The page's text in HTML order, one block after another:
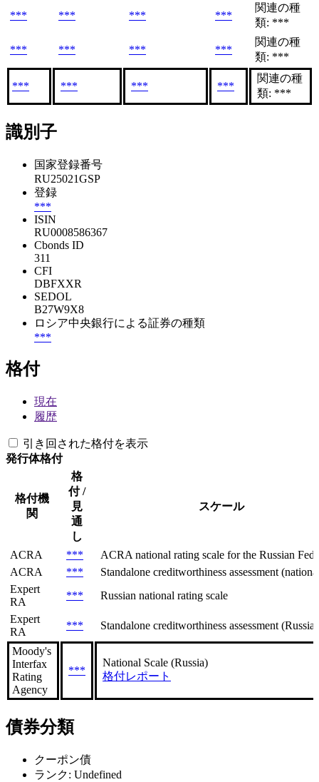
*** *** *** ***
関連の種
類: ***
*** *** *** ***
関連の種
類: ***
*** *** *** ***
関連の種
類: ***
識別子
国家登録番号
RU25021GSP
登録
***
ISIN
RU0008586367
Cbonds ID
311
CFI
DBFXXR
SEDOL
B27W9X8
ロシア中央銀行による証券の種類
***
格付
現在
履歴
引き回された格付を表示
発行体格付
格付機
関
格
付 /
見
通
し
スケール
ACRA ***
ACRA national rating scale for the Russian
ACRA
***
Standalone creditworthiness assessment
Expert
RA
***
Russian national rating scale
Expert
RA
*** Standalone creditworthiness assessment
Moody's
Interfax
Rating
Agency
***
National Scale (Russia)
格付レポート
債券分類
クーポン債
ランク: Undefined